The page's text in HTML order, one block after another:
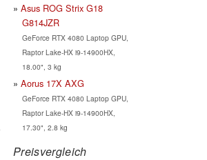
Asus ROG Strix G18
G814JZR
GeForce RTX 4080 Laptop GPU,
Raptor Lake-HX i9-14900HX,
18.00", 3 kg
Aorus 17X AXG
GeForce RTX 4080 Laptop GPU,
Raptor Lake-HX i9-14900HX,
17.30", 2.8 kg
Preisvergleich